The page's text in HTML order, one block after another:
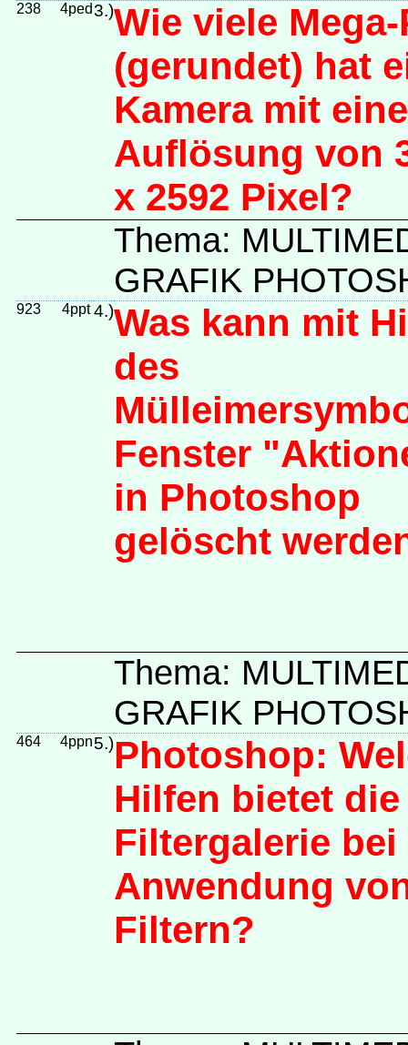
238 4ped3.)Wie viele
(gerundet) hat
Kamera mit
Auflösung von
x 2592 Pixel?
Thema:
GRAFIK
923 4ppt 4.)Was kann mit
des
Fenster
in Photoshop
gelöscht
Thema:
GRAFIK
464 4ppn5.)Photoshop:
Hilfen bietet die
Filtergalerie bei
Anwendung
Filtern?